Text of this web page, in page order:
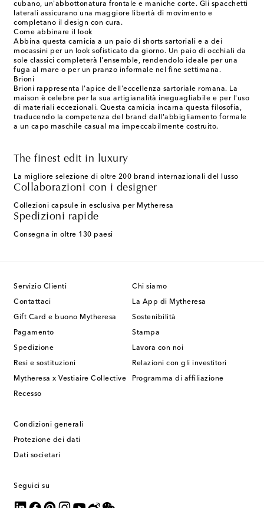
cubano, un'abbottonatura frontale e maniche corte. Gli spacchetti
laterali assicurano una maggiore libertà di movimento e
completano il design con cura.
Come abbinare il look
Abbina questa camicia a un paio di shorts sartoriali e a dei
mocassini per un look sofisticato da giorno. Un paio di occhiali da
sole classici completerà l'ensemble, rendendolo ideale per una
fuga al mare o per un pranzo informale nel fine settimana.
Brioni
Brioni rappresenta l'apice dell'eccellenza sartoriale romana. La
maison è celebre per la sua artigianalità ineguagliabile e per l'uso
di materiali eccezionali. Questa camicia incarna questa filosofia,
traducendo la competenza del brand dall'abbigliamento formale
a un capo maschile casual ma impeccabilmente costruito.
The finest edit in luxury
La migliore selezione di oltre 200 brand internazionali del lusso
Collaborazioni con i designer
Collezioni capsule in esclusiva per Mytheresa
Spedizioni rapide
Consegna in oltre 130 paesi
Servizio Clienti
Contattaci
Gift Card e buono Mytheresa
Pagamento
Spedizione
Resi e sostituzioni
Mytheresa x Vestiaire Collective
Recesso
Chi siamo
La App di Mytheresa
Sostenibilità
Stampa
Lavora con noi
Relazioni con gli investitori
Programma di affiliazione
Condizioni generali
Protezione dei dati
Dati societari
Seguici su